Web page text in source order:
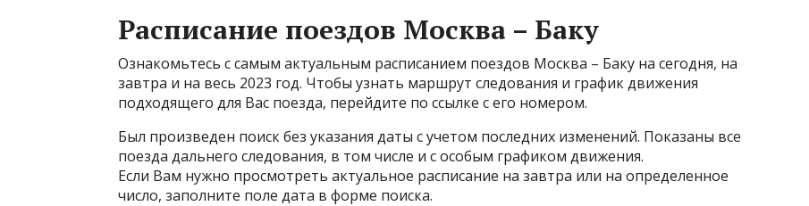
Расписание поездов Москва – Баку
Ознакомьтесь с самым актуальным расписанием поездов Москва – Баку на сегодня, на
завтра и на весь 2023 год. Чтобы узнать маршрут следования и график движения
подходящего для Вас поезда, перейдите по ссылке с его номером.
Был произведен поиск без указания даты с учетом последних изменений. Показаны все
поезда дальнего следования, в том числе и с особым графиком движения.
Если Вам нужно просмотреть актуальное расписание на завтра или на определенное
число, заполните поле дата в форме поиска.